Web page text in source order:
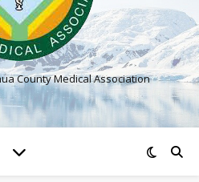
County Medical Association